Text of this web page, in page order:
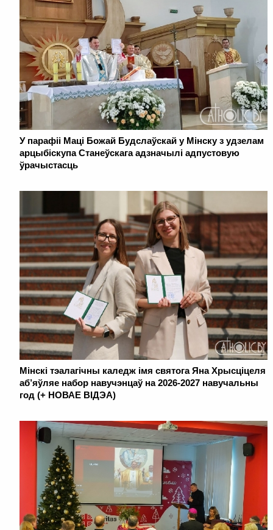
У парафіі Маці Божай Будслаўскай у Мінску з удзелам
арцыбіскупа Станеўскага адзначылі адпустовую
ўрачыстасць
Мінскі тэалагічны каледж імя святога Яна Хрысціцеля
аб’яўляе набор навучэнцаў на 2026-2027 навучальны
год (+ НОВАЕ ВІДЭА)